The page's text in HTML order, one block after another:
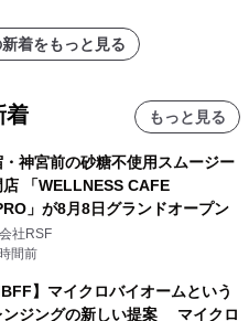
着をもっと見る
着 もっと見る
・神宮前の砂糖不使用スムージー
店 「WELLNESS CAFE
」が8月8日グランドオープン
社RSF
間前
】マイクロバイオームという
ンジングの新しい提案 マイクロ